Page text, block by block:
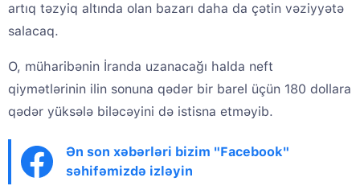
artıq təzyiq altında olan bazarı daha da çətin vəziyyətə
salacaq.
O, müharibənin İranda uzanacağı halda neft
qiymətlərinin ilin sonuna qədər bir barel üçün 180 dollara
qədər yüksələ biləcəyini də istisna etməyib.
Ən son xəbərləri bizim "Facebook"
səhifəmizdə izləyin